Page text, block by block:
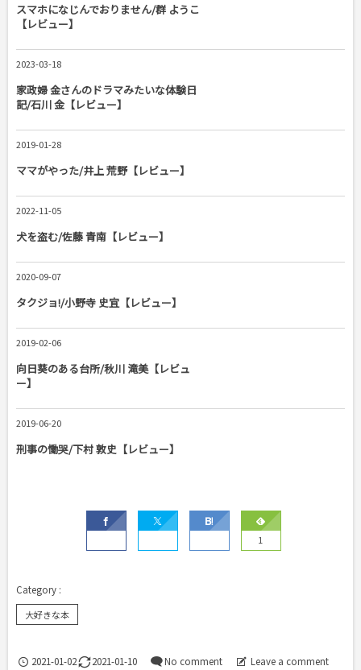
スマホになじんでおりません/群 ようこ
【レビュー】
2023-03-18
家政婦 金さんのドラマみたいな体験日
記/石川 金【レビュー】
2019-01-28
ママがやった/井上 荒野【レビュー】
2022-11-05
犬を盗む/佐藤 青南【レビュー】
2020-09-07
タクジョ!/小野寺 史宜【レビュー】
2019-02-06
向日葵のある台所/秋川 滝美【レビュ
ー】
2019-06-20
刑事の慟哭/下村 敦史【レビュー】
1
大好きな本
2021-01-02 2021-01-10 No comment Leave a comment